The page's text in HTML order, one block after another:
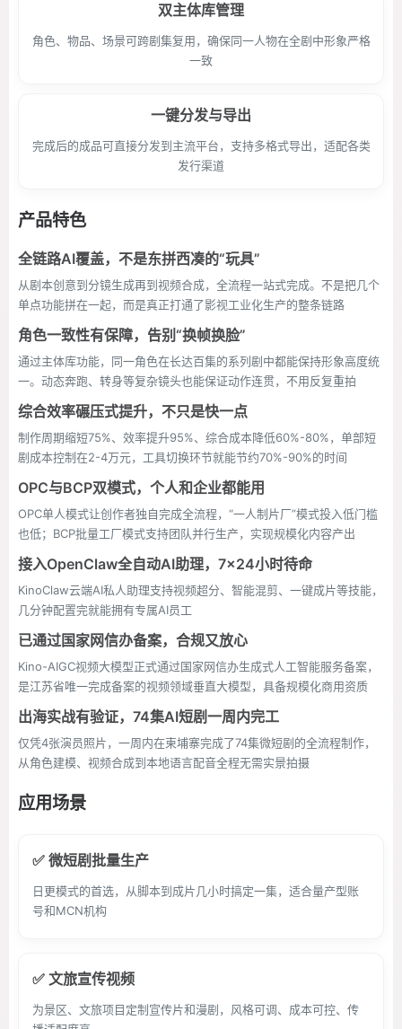
双主体库管理
角色、物品、场景可跨剧集复用，确保同一人物在全剧中形象严格
一致
一键分发与导出
完成后的成品可直接分发到主流平台，支持多格式导出，适配各类
发行渠道
产品特色
全链路AI覆盖，不是东拼西凑的“玩具”
从剧本创意到分镜生成再到视频合成，全流程一站式完成。不是把几个
单点功能拼在一起，而是真正打通了影视工业化生产的整条链路
角色一致性有保障，告别“换帧换脸”
通过主体库功能，同一角色在长达百集的系列剧中都能保持形象高度统
一。动态奔跑、转身等复杂镜头也能保证动作连贯，不用反复重拍
综合效率碾压式提升，不只是快一点
制作周期缩短75%、效率提升95%、综合成本降低60%-80%，单部短
剧成本控制在2-4万元，工具切换环节就能节约70%-90%的时间
OPC与BCP双模式，个人和企业都能用
OPC单人模式让创作者独自完成全流程，“一人制片厂”模式投入低门槛
也低；BCP批量工厂模式支持团队并行生产，实现规模化内容产出
接入OpenClaw全自动AI助理，7×24小时待命
KinoClaw云端AI私人助理支持视频超分、智能混剪、一键成片等技能，
几分钟配置完就能拥有专属AI员工
已通过国家网信办备案，合规又放心
Kino-AIGC视频大模型正式通过国家网信办生成式人工智能服务备案，
是江苏省唯一完成备案的视频领域垂直大模型，具备规模化商用资质
出海实战有验证，74集AI短剧一周内完工
仅凭4张演员照片，一周内在柬埔寨完成了74集微短剧的全流程制作，
从角色建模、视频合成到本地语言配音全程无需实景拍摄
应用场景
✅ 微短剧批量生产
日更模式的首选，从脚本到成片几小时搞定一集，适合量产型账
号和MCN机构
✅ 文旅宣传视频
为景区、文旅项目定制宣传片和漫剧，风格可调、成本可控、传